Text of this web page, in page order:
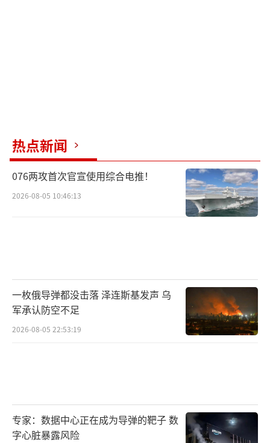
热点新闻
076两攻首次官宣使用综合电推！
2026-08-05 10:46:13
一枚俄导弹都没击落 泽连斯基发声 乌
军承认防空不足
2026-08-05 22:53:19
专家：数据中心正在成为导弹的靶子 数
字心脏暴露风险